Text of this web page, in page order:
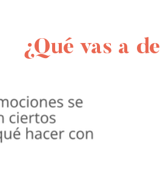
¿Qué vas a